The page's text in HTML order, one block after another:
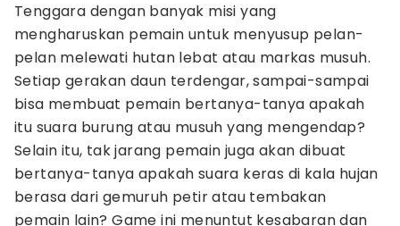
Tenggara dengan banyak misi yang
mengharuskan pemain untuk menyusup pelan-
pelan melewati hutan lebat atau markas musuh.
Setiap gerakan daun terdengar, sampai-sampai
bisa membuat pemain bertanya-tanya apakah
itu suara burung atau musuh yang mengendap?
Selain itu, tak jarang pemain juga akan dibuat
bertanya-tanya apakah suara keras di kala hujan
berasa dari gemuruh petir atau tembakan
pemain lain? Game ini menuntut kesabaran dan